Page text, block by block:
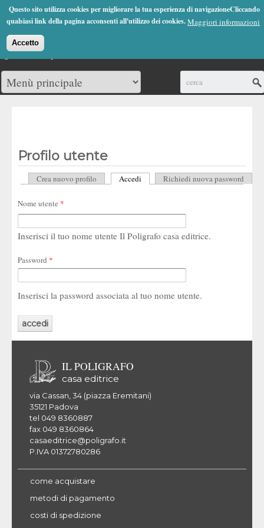
Questo sito utilizza cookies per migliorare la tua esperienza di navigazioneCliccando
qualsiasi link della pagina acconsenti all'utilizzo dei cookies.Maggiori informazioni
Accetto
Jump to Navigation
(0)
Profilo utente
Schede primarie
Crea nuovo profilo Accedi (scheda attiva)
Richiedi nuova password
Nome utente *
Inserisci il tuo nome utente Il Poligrafo casa editrice.
Password *
Inserisci la password associata al tuo nome utente.
IL POLIGRAFO
casa editrice
via Cassan, 34 (piazza Eremitani)
35121 Padova
tel 049 8360887
fax 049 8360864
casaeditrice@poligrafo.it
P.IVA 01372780286
come acquistare
metodi di pagamento
costi di spedizione